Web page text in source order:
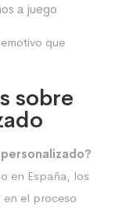
a juego
que
sobre
en España, los
en el proceso